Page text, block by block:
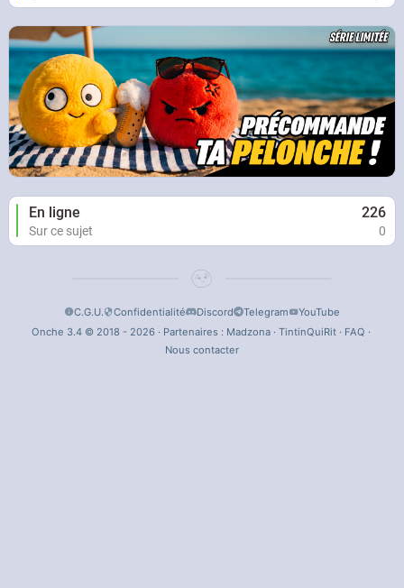
En ligne 226
Sur ce sujet 0
C.G.U. Confidentialité Discord Telegram
YouTube
Onche 3.4 © 2018 - 2026 · Partenaires : Madzona· TintinQuiRit· FAQ ·
Nous contacter